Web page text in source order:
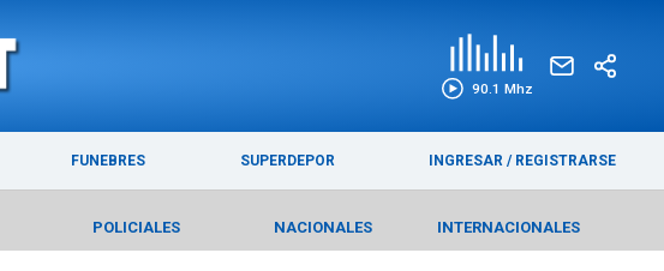
90.1 Mhz
FUNEBRES SUPERDEPOR INGRESAR / REGISTRARSE
PUERTO MADRYN
POLICIALES NACIONALES INTERNACIONALES